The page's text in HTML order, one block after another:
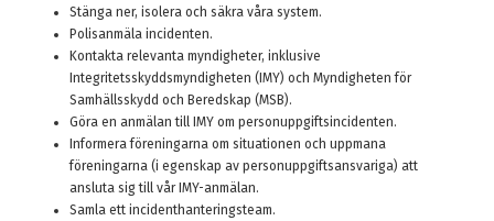
Stänga ner, isolera och säkra våra system.
Polisanmäla incidenten.
Kontakta relevanta myndigheter, inklusive
Integritetsskyddsmyndigheten (IMY) och Myndigheten för
Samhällsskydd och Beredskap (MSB).
Göra en anmälan till IMY om personuppgiftsincidenten.
Informera föreningarna om situationen och uppmana
föreningarna (i egenskap av personuppgiftsansvariga) att
ansluta sig till vår IMY-anmälan.
Samla ett incidenthanteringsteam.